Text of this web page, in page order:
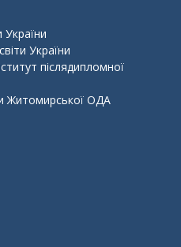
України
України
післядипломної
Житомирської ОДА